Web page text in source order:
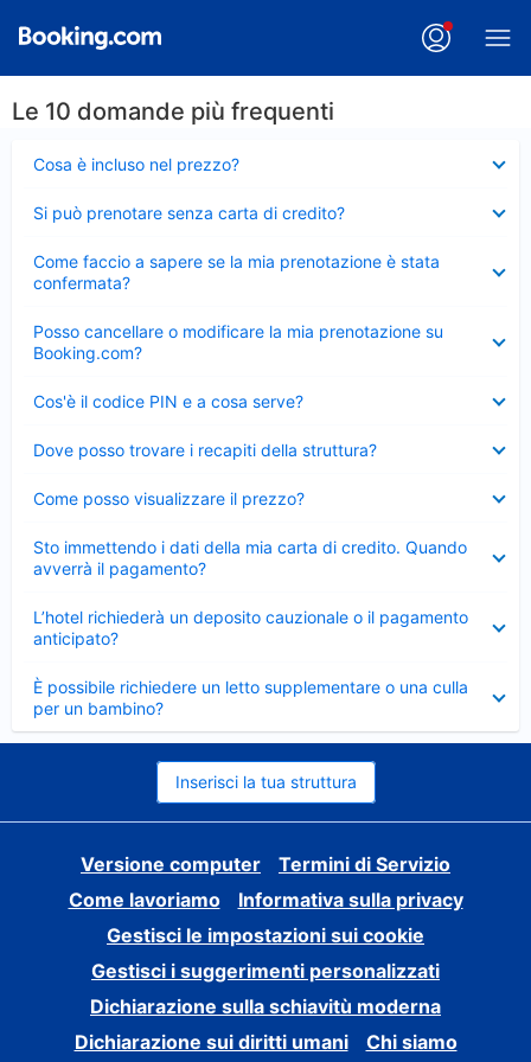
Le 10 domande più frequenti
Cosa è incluso nel prezzo?
chiuso
Si può prenotare senza carta di credito?
chiuso
Come faccio a sapere se la mia prenotazione è stata
confermata?
chiuso
Posso cancellare o modificare la mia prenotazione su
Booking.com?
chiuso
Cos'è il codice PIN e a cosa serve?
chiuso
Dove posso trovare i recapiti della struttura?
chiuso
Come posso visualizzare il prezzo?
chiuso
Sto immettendo i dati della mia carta di credito. Quando
avverrà il pagamento?
chiuso
L’hotel richiederà un deposito cauzionale o il pagamento
anticipato?
chiuso
È possibile richiedere un letto supplementare o una culla
per un bambino?
Elemento
chiuso
Inserisci la tua struttura
Versione computer
Termini di Servizio
Come lavoriamo
Informativa sulla privacy
Gestisci le impostazioni sui cookie
Gestisci i suggerimenti personalizzati
Dichiarazione sulla schiavitù moderna
Dichiarazione sui diritti umani
Chi siamo